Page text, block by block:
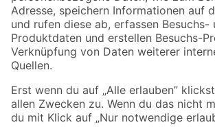
Zahlungsarten Versandarten
Sicher einkaufen
Jetzt die toom-App herunterladen